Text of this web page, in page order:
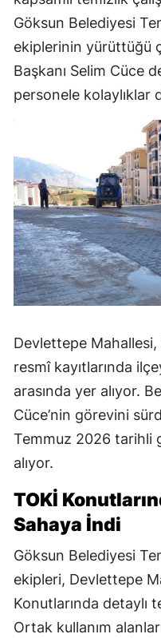
Göksun Belediyesi
ekiplerinin yürüttüğü
Başkanı Selim Cüce
personele kolaylıklar
Devlettepe Mahallesi,
resmî kayıtlarında
arasında yer alıyor.
Cüce’nin görevini
Temmuz 2026 tarihli
alıyor.
TOKİ
Sahaya İndi
Göksun Belediyesi
ekipleri, Devlettepe
Konutlarında detaylı
Ortak kullanım